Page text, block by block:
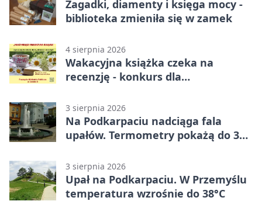
Zagadki, diamenty i księga mocy -
biblioteka zmieniła się w zamek
4 sierpnia 2026
Wakacyjna książka czeka na
recenzję - konkurs dla
3 sierpnia 2026
Na Podkarpaciu nadciąga fala
upałów. Termometry pokażą do 36
3 sierpnia 2026
Upał na Podkarpaciu. W Przemyślu
temperatura wzrośnie do 38°C